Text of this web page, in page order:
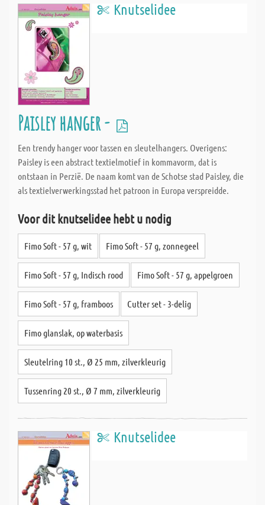
Knutselidee
Paisley hanger -
Een trendy hanger voor tassen en sleutelhangers. Overigens:
Paisley is een abstract textielmotief in kommavorm, dat is
ontstaan in Perzië. De naam komt van de Schotse stad Paisley, die
als textielverwerkingsstad het patroon in Europa verspreidde.
Voor dit knutselidee hebt u nodig
Fimo Soft - 57 g, wit Fimo Soft - 57 g, zonnegeel
Fimo Soft - 57 g, Indisch rood Fimo Soft - 57 g, appelgroen
Fimo Soft - 57 g, framboos Cutter set - 3-delig
Fimo glanslak, op waterbasis
Sleutelring 10 st., Ø 25 mm, zilverkleurig
Tussenring 20 st., Ø 7 mm, zilverkleurig
Knutselidee